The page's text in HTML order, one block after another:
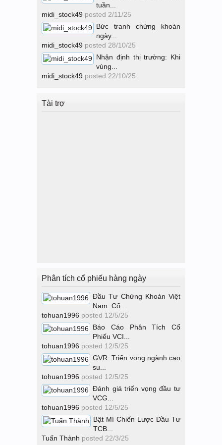
tuần...
midi_stock49 posted 2/11/25
Bức tranh chứng khoán
ngày...
midi_stock49 posted 28/10/25
Nhận định thị trường: Khi
vùng...
midi_stock49 posted 22/10/25
Tài trợ
Phân tích cổ phiếu hàng ngày
Đầu Tư Chứng Khoán Việt
Nam: Cổ...
tohuan1996 posted 12/5/25
Báo Cáo Phân Tích Cổ
Phiếu VCI...
tohuan1996 posted 12/5/25
GVR: Triển vọng ngành cao
su...
tohuan1996 posted 12/5/25
Đánh giá triển vọng đầu tư
VCG...
tohuan1996 posted 12/5/25
Bật Mí Chiến Lược Đầu Tư
TCB...
Tuấn Thành posted 22/3/25